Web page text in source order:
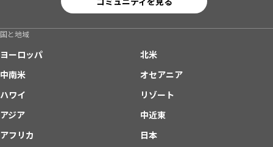
国と地域
ヨーロッパ
北米
中南米
オセアニア
ハワイ
リゾート
アジア
中近東
アフリカ
日本